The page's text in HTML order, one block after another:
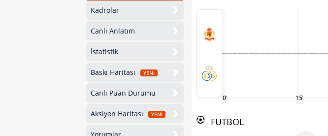
Kadrolar
Canlı Anlatım
İstatistik
Baskı Haritası YENİ
Canlı Puan Durumu
Aksiyon Haritası YENİ
0' 15'
FUTBOL